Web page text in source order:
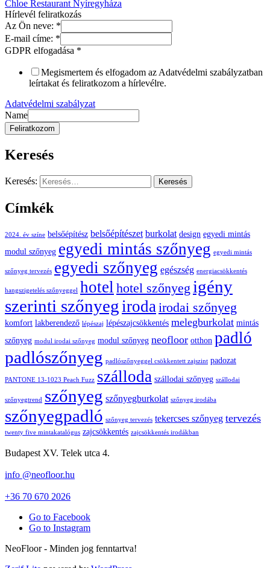
Chloe Restaurant Nyíregyháza
Hírlevél feliratkozás
Az Ön neve: *
E-mail címe: *
GDPR elfogadása *
Megismertem és elfogadom az Adatvédelmi szabályzatban
leírtakat és feliratkozom a hírlevélre.
Adatvédelmi szabályzat
Name
Feliratkozom
Keresés
Keresés:
Címkék
2024. év színe belsőépítész belsőépítészet burkolat design egyedi mintás
modul szőnyeg egyedi mintás szőnyeg egyedi mintás
szőnyeg tervezés egyedi szőnyeg egészség energiacsökkentés
hangszigetelés szőnyeggel hotel hotel szőnyeg igény
szerinti szőnyeg iroda irodai szőnyeg
komfort lakberendező lépészaj lépészajcsökkentés melegburkolat mintás
szőnyeg modul irodai szőnyeg modul szőnyeg neofloor otthon padló
padlószőnyeg padlószőnyeggel csökkentett zajszint padozat
PANTONE 13-1023 Peach Fuzz szálloda szállodai szőnyeg szállodai
szőnyegtrend szőnyeg szőnyegburkolat szőnyeg irodába
szőnyegpadló szőnyeg tervezés tekercses szőnyeg tervezés
twenty five mintakatalógus zajcsökkentés zajcsökkentés irodákban
Budapest XV. Telek utca 4.
info @neofloor.hu
+36 70 670 2026
Go to Facebook
Go to Instagram
NeoFloor - Minden jog fenntartva!